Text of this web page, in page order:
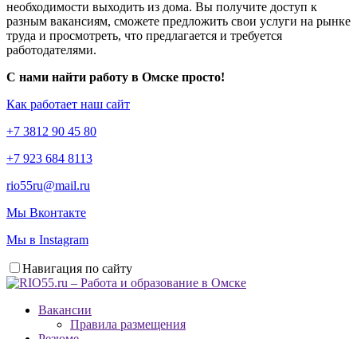
необходимости выходить из дома. Вы получите доступ к
разным вакансиям, сможете предложить свои услуги на рынке
труда и просмотреть, что предлагается и требуется
работодателями.
С нами найти работу в Омске просто!
Как работает наш сайт
+7 3812 90 45 80
+7 923 684 8113
rio55ru@mail.ru
Мы Вконтакте
Мы в Instagram
Навигация по сайту
Вакансии
Правила размещения